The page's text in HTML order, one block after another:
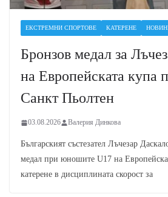
ЕКСТРЕМНИ СПОРТОВЕ КАТЕРЕНЕ
Бронзов медал за
на Европейската купа
Санкт Пьолтен
03.08.2026 Валерия Динкова
Българският състезател Лъчезар
медал при юношите U17 на
катерене в дисциплината скорост за